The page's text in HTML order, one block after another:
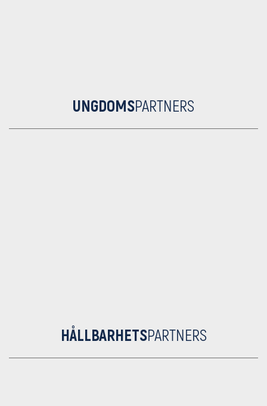
UNGDOMSPARTNERS
HÅLLBARHETSPARTNERS